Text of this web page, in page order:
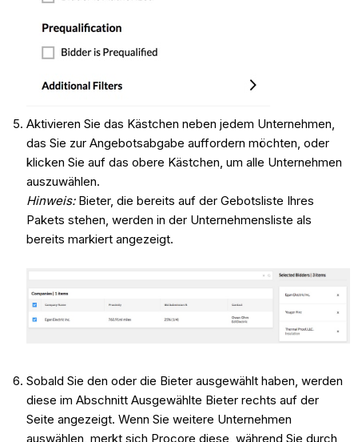
Aktivieren Sie das Kästchen neben jedem Unternehmen,
das Sie zur Angebotsabgabe auffordern möchten, oder
klicken Sie auf das obere Kästchen, um alle Unternehmen
auszuwählen.
Hinweis: Bieter, die bereits auf der Gebotsliste Ihres
Pakets stehen, werden in der Unternehmensliste als
bereits markiert angezeigt.
Sobald Sie den oder die Bieter ausgewählt haben, werden
diese im Abschnitt Ausgewählte Bieter rechts auf der
Seite angezeigt. Wenn Sie weitere Unternehmen
auswählen, merkt sich Procore diese, während Sie durch